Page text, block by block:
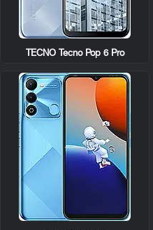
TECNO Tecno Pop 6 Pro